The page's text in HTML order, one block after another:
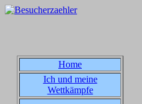
Home
Ich und meine
Wettkämpfe